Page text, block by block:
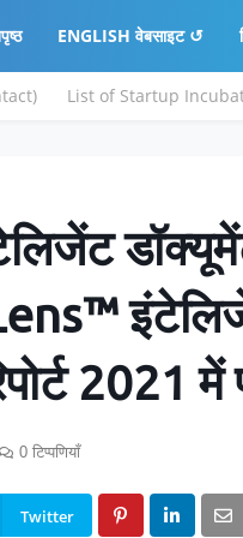
ENGLISH वेबसाइट ↺
List of Startup
2021 में
0 टिप्पणियाँ
Twitter